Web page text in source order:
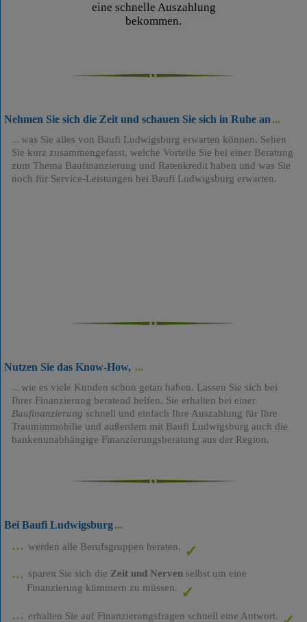
eine schnelle Auszahlung
bekommen.
Nehmen Sie sich die Zeit und schauen Sie sich in Ruhe an
was Sie alles von Baufi Ludwigsburg erwarten können. Sehen
Sie kurz zusammengefasst, welche Vorteile Sie bei einer Beratung
zum Thema Baufinanzierung und Ratenkredit haben und was Sie
noch für Service-Leistungen bei Baufi Ludwigsburg erwarten.
Nutzen Sie das Know-How,
wie es viele Kunden schon getan haben. Lassen Sie sich bei
Ihrer Finanzierung beratend helfen. Sie erhalten bei einer
Baufinanzierung schnell und einfach Ihre Auszahlung für Ihre
Traumimmobilie und außerdem mit Baufi Ludwigsburg auch die
bankenunabhängige Finanzierungsberatung aus der Region.
Bei Baufi Ludwigsburg
werden alle Berufsgruppen beraten.
sparen Sie sich die Zeit und Nervenselbst um eine
Finanzierung kümmern zu müssen.
erhalten Sie auf Finanzierungsfragen schnell eine Antwort.